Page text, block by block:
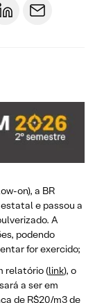
on), a BR
e passou a
A
podendo
for exercido;
relatório (link), o
a ser em
de R$20/m3 de